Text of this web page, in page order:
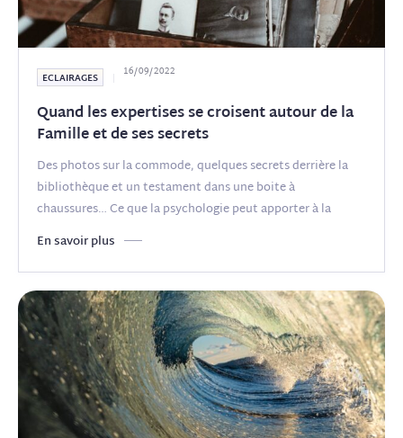
ECLAIRAGES 16/09/2022
Quand les expertises se croisent autour de la
Famille et de ses secrets
Des photos sur la commode, quelques secrets derrière la
bibliothèque et un testament dans une boite à
chaussures… Ce que la psychologie peut apporter à la
gestion de
(...)
En savoir plus